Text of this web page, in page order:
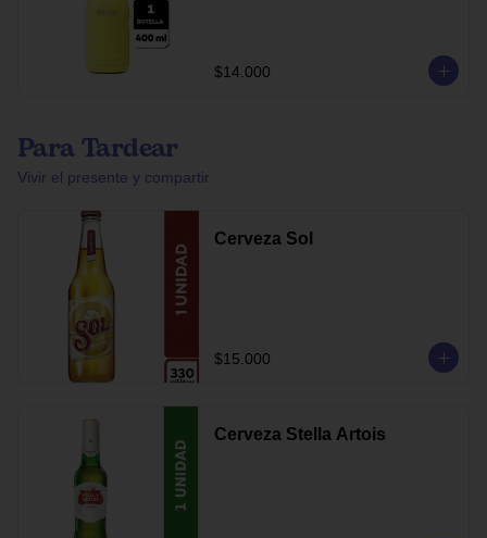
$14.000
Para Tardear
Vivir el presente y compartir
Cerveza Sol
$15.000
Cerveza Stella Artois